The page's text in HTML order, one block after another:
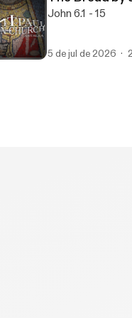
John 6.1 - 15
5 de jul de 2026